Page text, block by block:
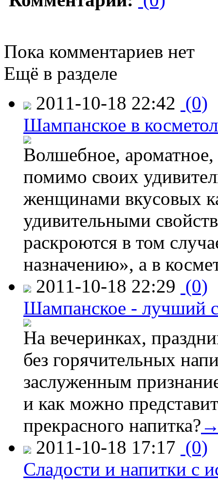
Пока комментариев нет
Ещё в разделе
2011-10-18 22:42 (0)
Шампанское в
Волшебное,
помимо своих
женщинами вкусовых
удивительными
раскроются в том
назначению», а в
2011-10-18 22:29 (0)
Шампанское - лучший
На вечеринках,
без горячительных
заслуженным
и как можно
прекрасного напитка?
2011-10-18 17:17 (0)
Сладости и напитки с